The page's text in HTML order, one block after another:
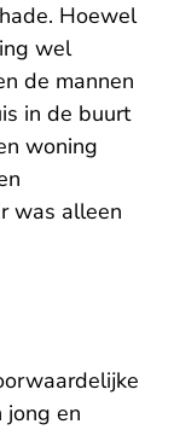
Hoewel
wel
de mannen
in de buurt
woning
was alleen
jong en